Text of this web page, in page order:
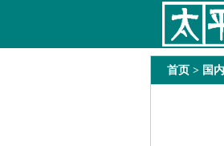
太平导报 舆
首页 > 国内